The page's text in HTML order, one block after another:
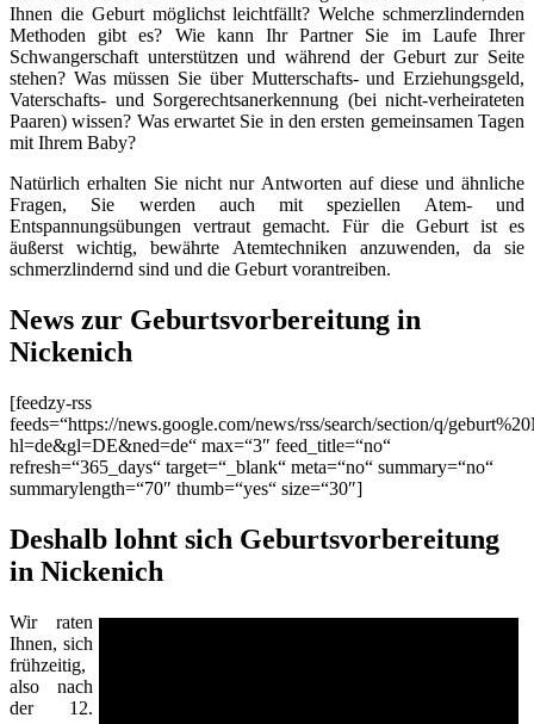
Ihnen die Geburt möglichst leichtfällt? Welche schmerzlindernden
Methoden gibt es? Wie kann Ihr Partner Sie im Laufe Ihrer
Schwangerschaft unterstützen und während der Geburt zur Seite
stehen? Was müssen Sie über Mutterschafts- und Erziehungsgeld,
Vaterschafts- und Sorgerechtsanerkennung (bei nicht-verheirateten
Paaren) wissen? Was erwartet Sie in den ersten gemeinsamen Tagen
mit Ihrem Baby?
Natürlich erhalten Sie nicht nur Antworten auf diese und ähnliche
Fragen, Sie werden auch mit speziellen Atem- und
Entspannungsübungen vertraut gemacht. Für die Geburt ist es
äußerst wichtig, bewährte Atemtechniken anzuwenden, da sie
schmerzlindernd sind und die Geburt vorantreiben.
News zur Geburtsvorbereitung in
Nickenich
[feedzy-rss
feeds=“https://news.google.com/news/rss/search/section/q/
hl=de&gl=DE&ned=de“ max=“3″ feed_title=“no“
refresh=“365_days“ target=“_blank“ meta=“no“ summary=“no“
summarylength=“70″ thumb=“yes“ size=“30″]
Deshalb lohnt sich Geburtsvorbereitung
in Nickenich
Wir raten
Ihnen, sich
frühzeitig,
also nach
der 12.